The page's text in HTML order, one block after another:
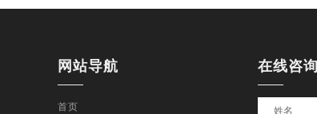
网站导航
首页
在线咨询